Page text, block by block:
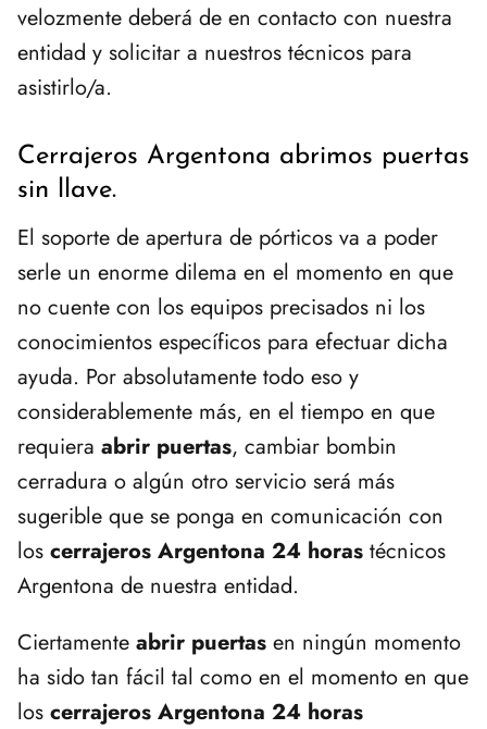
velozmente deberá de en contacto con nuestra
entidad y solicitar a nuestros técnicos para
asistirlo/a.
Cerrajeros Argentona abrimos puertas
sin llave.
El soporte de apertura de pórticos va a poder
serle un enorme dilema en el momento en que
no cuente con los equipos precisados ni los
conocimientos específicos para efectuar dicha
ayuda. Por absolutamente todo eso y
considerablemente más, en el tiempo en que
requiera abrir puertas, cambiar bombin
cerradura o algún otro servicio será más
sugerible que se ponga en comunicación con
los cerrajeros Argentona 24 horas técnicos
Argentona de nuestra entidad.
Ciertamente abrir puertas en ningún momento
ha sido tan fácil tal como en el momento en que
los cerrajeros Argentona 24 horas